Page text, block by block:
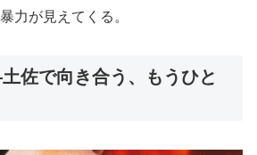
力が見えてくる。
佐で向き合う、もうひと